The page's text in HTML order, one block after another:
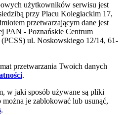
użytkowników serwisu jest
przy Placu Kolegiackim 17,
przetwarzającym dane jest
PAN - Poznańskie Centrum
ul. Noskowskiego 12/14, 61-
przetwarzania Twoich danych
.
w jaki sposób używane są pliki
je zablokować lub usunąć,
.